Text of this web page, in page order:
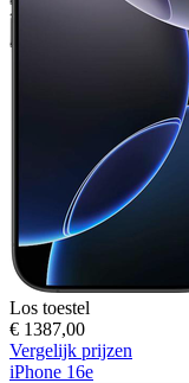
Los toestel
€ 1387,00
Vergelijk prijzen
iPhone 16e